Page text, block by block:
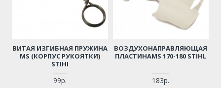
ВИТАЯ ИЗГИБНАЯ ПРУЖИНА
MS (КОРПУС РУКОЯТКИ)
STIHI
99р.
ВОЗДУХОНАПРАВЛЯЮЩАЯ
ПЛАСТИНАMS 170-180 STIHL
183р.